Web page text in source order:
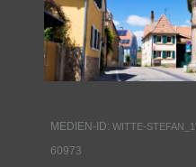
WIR
MEDIEN-ID: WITTE-
60973